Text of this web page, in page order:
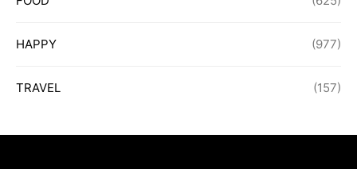
HAPPY (977)
TRAVEL (157)